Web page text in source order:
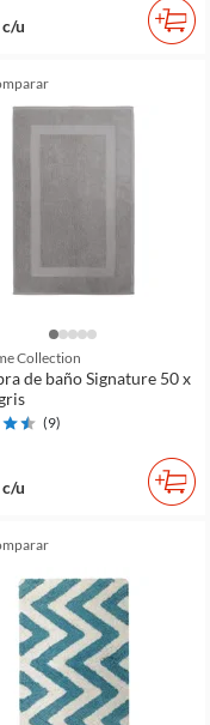
c/u
Collection
de baño Signature 50 x
(9)
c/u